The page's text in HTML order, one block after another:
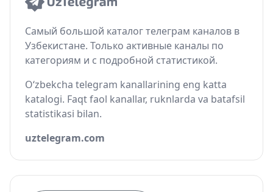
Самый большой каталог телеграм каналов в
Узбекистане. Только активные каналы по
категориям и с подробной статистикой.
O‘zbekcha telegram kanallarining eng katta
katalogi. Faqt faol kanallar, ruknlarda va batafsil
statistikasi bilan.
uztelegram.com